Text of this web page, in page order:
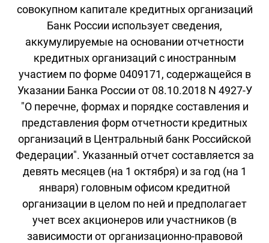
совокупном капитале кредитных организаций
Банк России использует сведения,
аккумулируемые на основании отчетности
кредитных организаций с иностранным
участием по форме 0409171, содержащейся в
Указании Банка России от 08.10.2018 N 4927-У
"О перечне, формах и порядке составления и
представления форм отчетности кредитных
организаций в Центральный банк Российской
Федерации". Указанный отчет составляется за
девять месяцев (на 1 октября) и за год (на 1
января) головным офисом кредитной
организации в целом по ней и предполагает
учет всех акционеров или участников (в
зависимости от организационно-правовой